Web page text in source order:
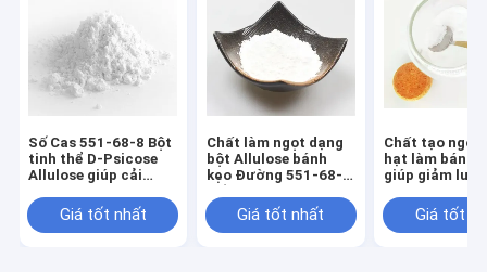
Tham quan nhà máy
Kiểm soát chất lượng
Liên hệ chúng tôi
Tin tức
Tất cả các trường hợp
Số Cas 551-68-8 Bột
tinh thể D-Psicose
Allulose giúp cải
phẩmGiá tốt nhất
Chất làm ngọt dạng
bột Allulose bánh
kẹo Đường 551-68-8
Giá tốt nhất
Chất tạo ngọt
hạt làm bánh
giúp giảm
sau ănGiá tốt